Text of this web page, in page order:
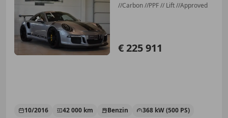
//Carbon //PPF // Lift //Approved
€ 225 911
10/2016 42 000 km Benzin 368 kW (500 PS)